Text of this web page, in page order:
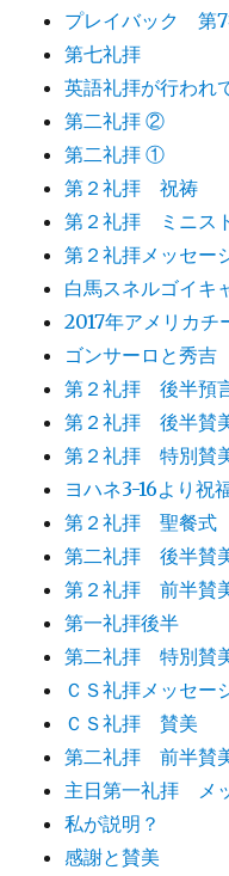
プレイバック 第
第七礼拝
英語礼拝が行われ
第二礼拝 ②
第二礼拝 ①
第２礼拝 祝祷
第２礼拝 ミニス
第２礼拝メッセー
白馬スネルゴイキ
2017年アメリカチ
ゴンサーロと秀吉
第２礼拝 後半預
第２礼拝 後半賛
第２礼拝 特別賛
ヨハネ3-16より祝
第２礼拝 聖餐式
第二礼拝 後半賛
第２礼拝 前半賛
第一礼拝後半
第二礼拝 特別賛
ＣＳ礼拝メッセー
ＣＳ礼拝 賛美
第二礼拝 前半賛
主日第一礼拝 メ
私が説明？
感謝と賛美